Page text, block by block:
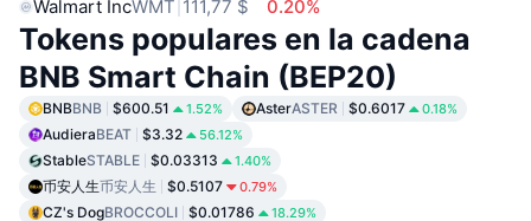
Walmart IncWMT 111,77 $ 0.20%
Tokens populares en la cadena
BNB Smart Chain (BEP20)
BNBBNB $600.51 1.52% AsterASTER $0.6017 0.18%
AudieraBEAT $3.32 56.12%
StableSTABLE $0.03313 1.40%
币安人生币安人生 $0.5107 0.79%
CZ's DogBROCCOLI $0.01786 18.29%